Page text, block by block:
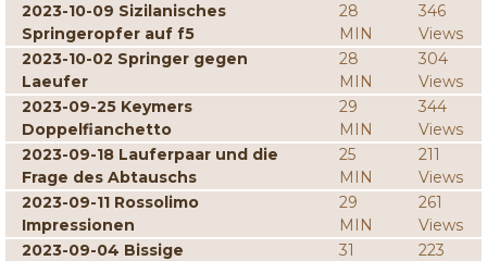
2023-10-09 Sizilanisches
Springeropfer auf f5
28
MIN
346
Views
2023-10-02 Springer gegen
Laeufer
28
MIN
304
Views
2023-09-25 Keymers
Doppelfianchetto
29
MIN
344
Views
2023-09-18 Lauferpaar und die
Frage des Abtauschs
25
MIN
211
Views
2023-09-11 Rossolimo
Impressionen
29
MIN
261
Views
2023-09-04 Bissige
31
223